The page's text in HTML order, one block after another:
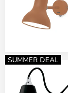
SUMMER DEAL